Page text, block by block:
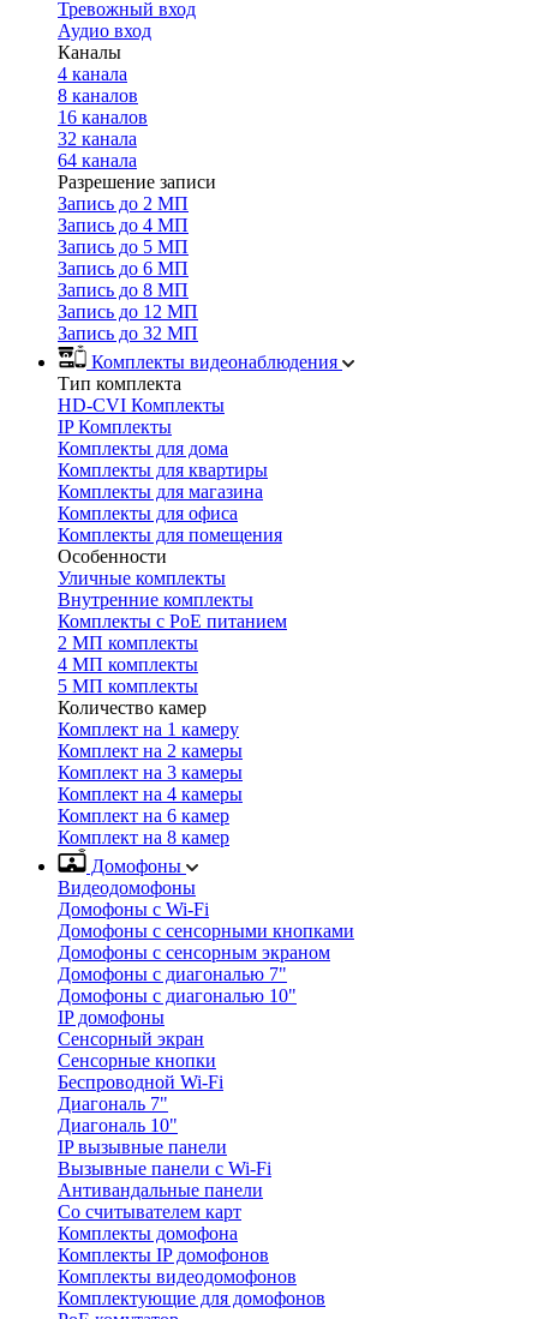
Тревожный вход
Аудио вход
Каналы
4 канала
8 каналов
16 каналов
32 канала
64 канала
Разрешение записи
Запись до 2 МП
Запись до 4 МП
Запись до 5 МП
Запись до 6 МП
Запись до 8 МП
Запись до 12 МП
Запись до 32 МП
Комплекты видеонаблюдения
Тип комплекта
HD-CVI Комплекты
IP Комплекты
Комплекты для дома
Комплекты для квартиры
Комплекты для магазина
Комплекты для офиса
Комплекты для помещения
Особенности
Уличные комплекты
Внутренние комплекты
Комплекты с PoE питанием
2 МП комплекты
4 МП комплекты
5 МП комплекты
Количество камер
Комплект на 1 камеру
Комплект на 2 камеры
Комплект на 3 камеры
Комплект на 4 камеры
Комплект на 6 камер
Комплект на 8 камер
Домофоны
Видеодомофоны
Домофоны с Wi-Fi
Домофоны с сенсорными кнопками
Домофоны с сенсорным экраном
Домофоны с диагональю 7"
Домофоны с диагональю 10"
IP домофоны
Сенсорный экран
Сенсорные кнопки
Беспроводной Wi-Fi
Диагональ 7"
Диагональ 10"
IP вызывные панели
Вызывные панели с Wi-Fi
Антивандальные панели
Со считывателем карт
Комплекты домофона
Комплекты IP домофонов
Комплекты видеодомофонов
Комплектующие для домофонов